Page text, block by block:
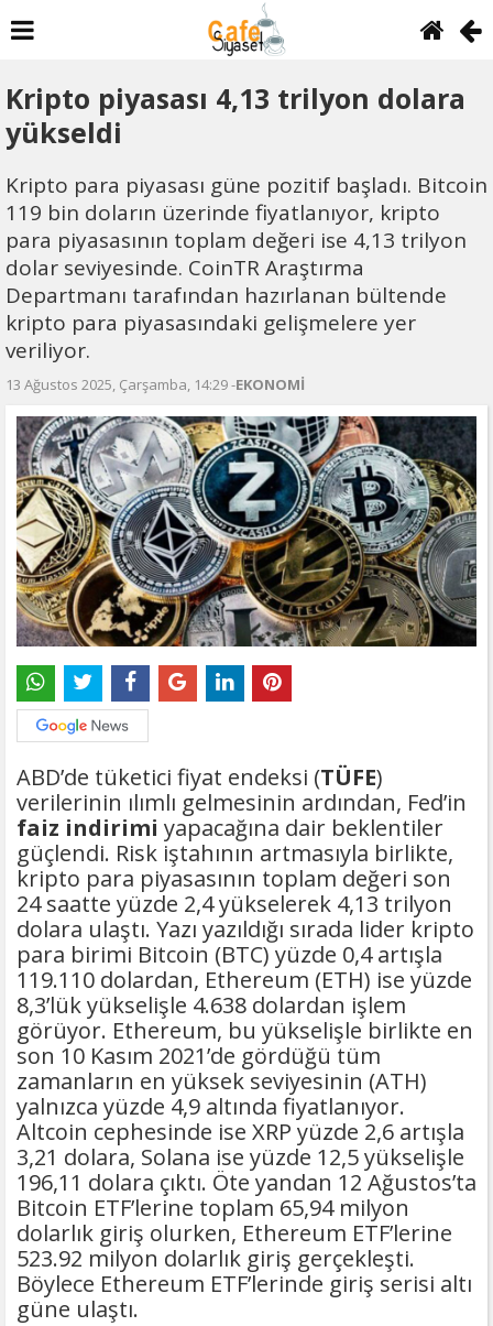
Kripto piyasası 4,13 trilyon dolara
yükseldi
Kripto para piyasası güne pozitif başladı. Bitcoin
119 bin doların üzerinde fiyatlanıyor, kripto
para piyasasının toplam değeri ise 4,13 trilyon
dolar seviyesinde. CoinTR Araştırma
Departmanı tarafından hazırlanan bültende
kripto para piyasasındaki gelişmelere yer
veriliyor.
13 Ağustos 2025, Çarşamba, 14:29 -EKONOMİ
ABD’de tüketici fiyat endeksi (TÜFE)
verilerinin ılımlı gelmesinin ardından, Fed’in
faiz indirimi yapacağına dair beklentiler
güçlendi. Risk iştahının artmasıyla birlikte,
kripto para piyasasının toplam değeri son
24 saatte yüzde 2,4 yükselerek 4,13 trilyon
dolara ulaştı. Yazı yazıldığı sırada lider kripto
para birimi Bitcoin (BTC) yüzde 0,4 artışla
119.110 dolardan, Ethereum (ETH) ise yüzde
8,3’lük yükselişle 4.638 dolardan işlem
görüyor. Ethereum, bu yükselişle birlikte en
son 10 Kasım 2021’de gördüğü tüm
zamanların en yüksek seviyesinin (ATH)
yalnızca yüzde 4,9 altında fiyatlanıyor.
Altcoin cephesinde ise XRP yüzde 2,6 artışla
3,21 dolara, Solana ise yüzde 12,5 yükselişle
196,11 dolara çıktı. Öte yandan 12 Ağustos’ta
Bitcoin ETF’lerine toplam 65,94 milyon
dolarlık giriş olurken, Ethereum ETF’lerine
523.92 milyon dolarlık giriş gerçekleşti.
Böylece Ethereum ETF’lerinde giriş serisi altı
güne ulaştı.